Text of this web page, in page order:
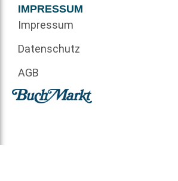
IMPRESSUM
Impressum
Datenschutz
AGB